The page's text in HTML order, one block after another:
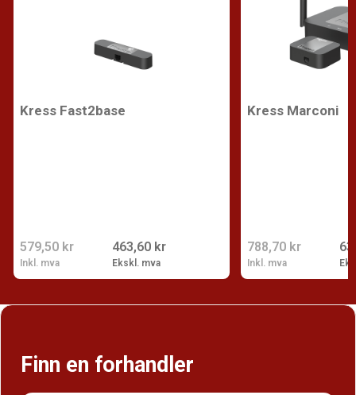
Kress Fast2base
463,60 kr
Ekskl. mva
579,50 kr
Inkl. mva
Kress Marconi
788,70 kr
Inkl. mva
Finn en forhandler